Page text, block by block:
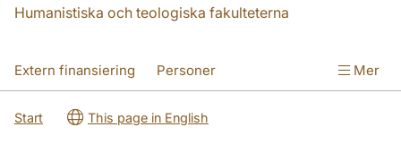
Humanistiska och teologiska fakulteterna
Extern finansiering Personer
Presentationer och publikationer
Mer
Start This page in English